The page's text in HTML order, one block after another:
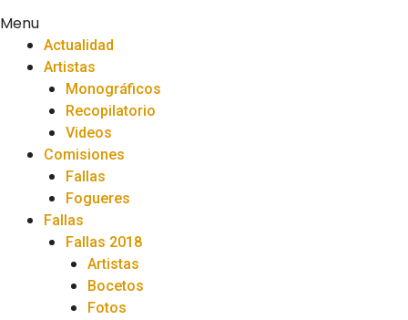
Menu
Actualidad
Artistas
Monográficos
Recopilatorio
Videos
Comisiones
Fallas
Fogueres
Fallas
Fallas 2018
Artistas
Bocetos
Fotos